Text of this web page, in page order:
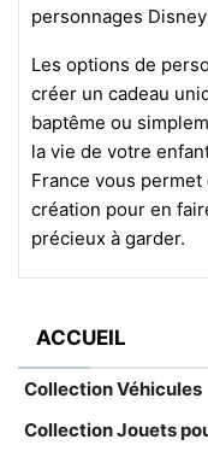
personnages Disney
Les options de
créer un cadeau
baptême ou
la vie de votre
France vous
création pour en
précieux à garder.
ACCUEIL
Collection Véhicules
Collection Jouets